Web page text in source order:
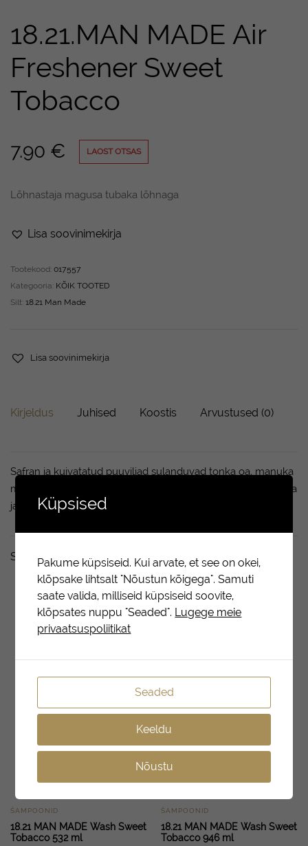
18.21.MAN MADE Air
Freshener Sweet
Tobacco
7.90 € LAOST OTSAS
Lõhnastaja magusa tubaka lõhnaga
Lisa soovinimekirja
Tootekood: 017557
Kategooria: KÕIK TOOTED
Silt: 18.21 Man Made
Lisa soovinimekirja
Kirjeldus Juhised Koostis Arvustused (0)
Safran ja kuivatatud puuviljad sulanduvad tonka oa, manuka
mee ja tumeda vanilje nootideks, tuues esile magusa tubaka
ja eksootiliste puitude aroomi.
Seotud tooted
ŠAMPOONID
18.21 MAN MADE Wash Sweet
Tobacco 532 ml
ŠAMPOONID
18.21 MAN MADE Wash Sweet
Tobacco 946 ml
Küpsised
Pakume küpsiseid. Kui arvate, et see on okei,
klõpsake lihtsalt "Nõustun kõigega". Samuti
saate valida, milliseid küpsiseid soovite,
klõpsates nuppu "Seaded". Lugege meie
privaatsuspoliitikat
Seaded
Keeldu
Nõustu